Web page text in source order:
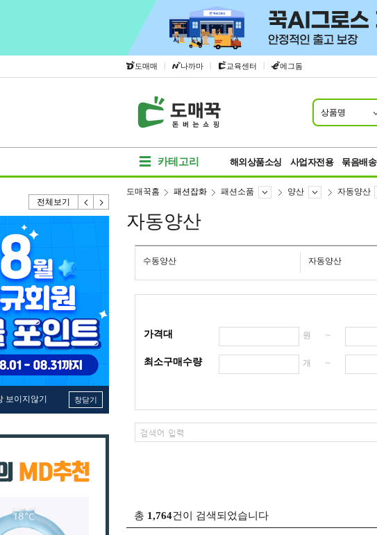
도매매 | 나까마 | 교육센터 | 에그돔
상품명
카테고리 해외상품소싱 사업자전용 묶음배송
전체보기
보이지않기 창닫기
도매꾹홈 패션잡화 패션소품 양산 자동양산
자동양산
수동양산 자동양산
가격대 원 ~
최소구매수량 개 ~
총 1,764건이 검색되었습니다